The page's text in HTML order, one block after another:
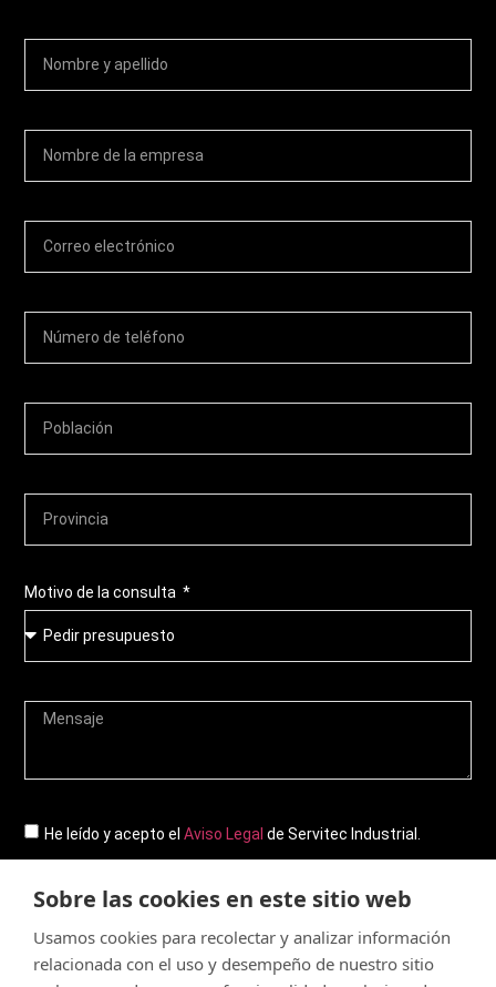
Motivo de la consulta
He leído y acepto elAviso Legal de Servitec Industrial.
Enviar
Sobre las cookies en este sitio web
Usamos cookies para recolectar y analizar información
relacionada con el uso y desempeño de nuestro sitio